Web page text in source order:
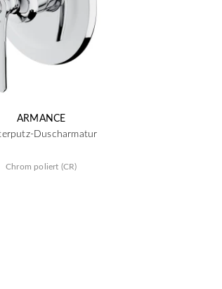
ARMANCE
Duscharmatur
Chrom poliert (CR)